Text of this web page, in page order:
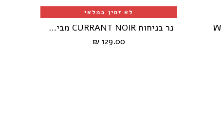
לא זמין במלאי
נר בניחוח CURRANT NOIR מבית Whick
129.00 ₪